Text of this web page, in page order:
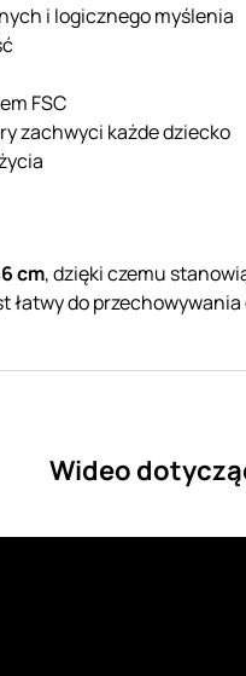
i logicznego myślenia
FSC
zachwyci każde dziecko
cm, dzięki czemu
łatwy do
Wideo